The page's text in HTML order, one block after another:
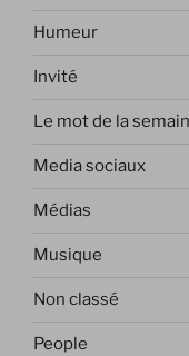
Humeur
Invité
Le mot de la
Media sociaux
Médias
Musique
Non classé
People